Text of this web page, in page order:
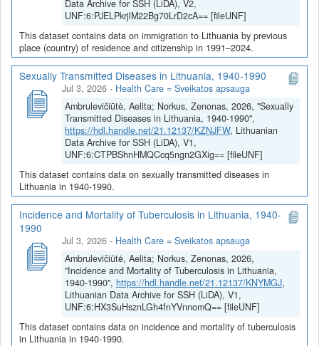
Data Archive for SSH (LiDA), V2,
UNF:6:PJELPkrjlM22Bg70LrD2cA== [fileUNF]
This dataset contains data on immigration to Lithuania by previous
place (country) of residence and citizenship in 1991–2024.
Sexually Transmitted Diseases in Lithuania, 1940-1990
Jul 3, 2026 - Health Care = Sveikatos apsauga
Ambrulevičiūtė, Aelita; Norkus, Zenonas, 2026, "Sexually
Transmitted Diseases in Lithuania, 1940-1990",
https://hdl.handle.net/21.12137/KZNJFW, Lithuanian
Data Archive for SSH (LiDA), V1,
UNF:6:CTPBShnHMQCcq5ngn2GXig== [fileUNF]
This dataset contains data on sexually transmitted diseases in
Lithuania in 1940-1990.
Incidence and Mortality of Tuberculosis in Lithuania, 1940-
1990
Jul 3, 2026 - Health Care = Sveikatos apsauga
Ambrulevičiūtė, Aelita; Norkus, Zenonas, 2026,
"Incidence and Mortality of Tuberculosis in Lithuania,
1940-1990", https://hdl.handle.net/21.12137/KNYMGJ,
Lithuanian Data Archive for SSH (LiDA), V1,
UNF:6:HX3SuHsznLGh4fnYVnnomQ== [fileUNF]
This dataset contains data on incidence and mortality of tuberculosis
in Lithuania in 1940-1990.